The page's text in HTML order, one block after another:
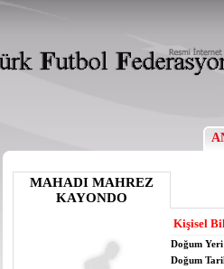
MAHADI MAHREZ
KAYONDO
Kişisel
Doğum Yeri
Doğum